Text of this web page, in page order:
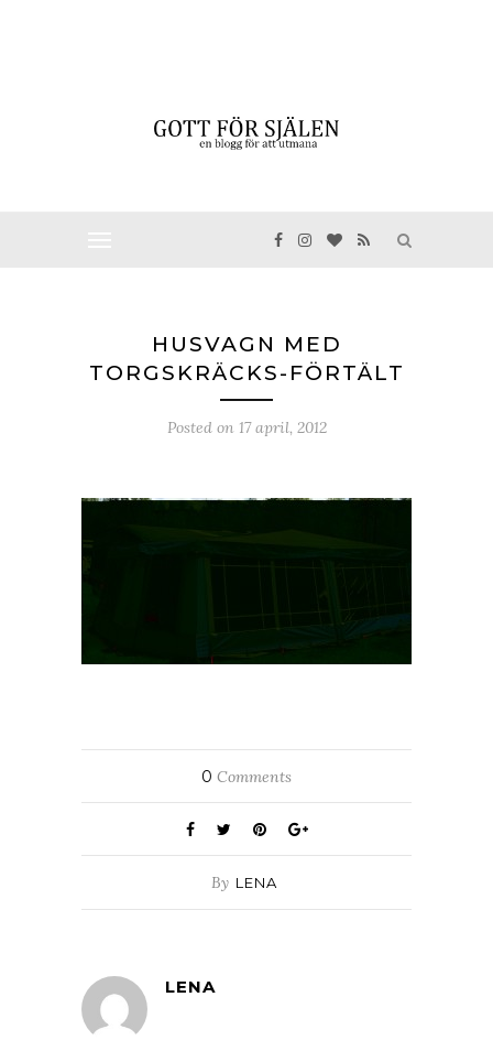
HUSVAGN MED
TORGSKRÄCKS-FÖRTÄLT
Posted on 17 april, 2012
0 Comments
By LENA
LENA